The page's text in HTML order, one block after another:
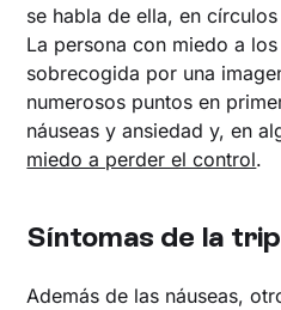
se habla de ella, en
La persona con miedo a
sobrecogida por una
numerosos puntos en
náuseas y ansiedad y, en
miedo a perder el control.
Síntomas de la
Además de las náuseas,